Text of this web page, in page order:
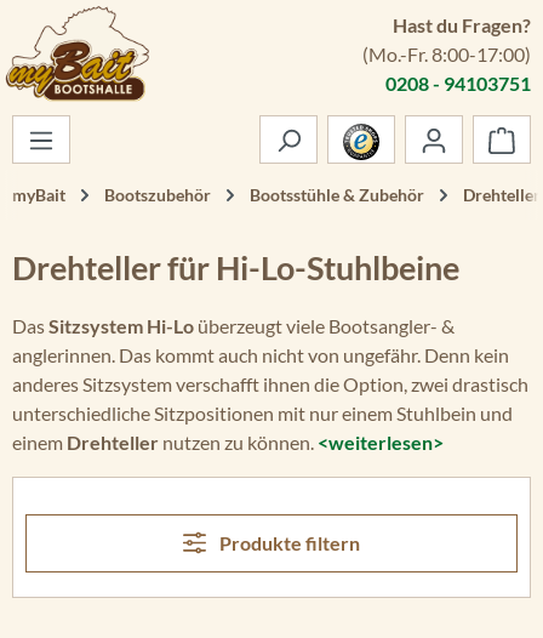
Zum Hauptinhalt springen
Hast du Fragen?
(Mo.-Fr. 8:00-17:00)
0208 - 94103751
myBait Bootszubehör Bootsstühle & Zubehör Drehteller
Drehteller für Hi-Lo-Stuhlbeine
DasSitzsystem Hi-Lo überzeugt viele Bootsangler- &
anglerinnen. Das kommt auch nicht von ungefähr. Denn kein
anderes Sitzsystem verschafft ihnen die Option, zwei drastisch
unterschiedliche Sitzpositionen mit nur einem Stuhlbein und
einem Drehteller nutzen zu können. <weiterlesen>
Produkte filtern